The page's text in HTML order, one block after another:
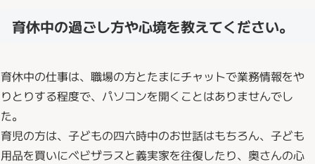
育休中の過ごし方や心境を教えてください。
育休中の仕事は、職場の方とたまにチャットで業務情報をや
りとりする程度で、パソコンを開くことはありませんでし
た。
育児の方は、子どもの四六時中のお世話はもちろん、子ども
用品を買いにベビザラスと義実家を往復したり、奥さんの心